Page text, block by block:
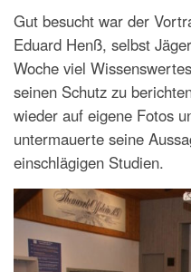
Gut besucht war der
Eduard Henß, selbst
Woche viel
seinen Schutz zu
wieder auf eigene Fotos
untermauerte seine
einschlägigen Studien.